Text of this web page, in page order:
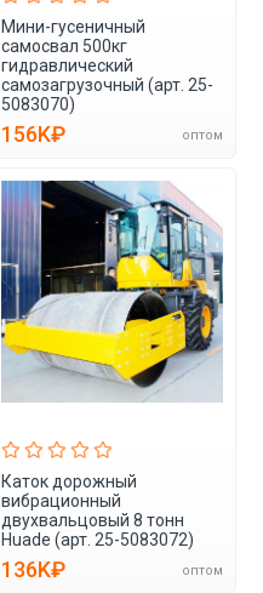
Мини-гусеничный
самосвал 500кг
гидравлический
самозагрузочный (арт. 25-
5083070)
156K₽ оптом
Каток дорожный
вибрационный
двухвальцовый 8 тонн
Huade (арт. 25-5083072)
136K₽ оптом